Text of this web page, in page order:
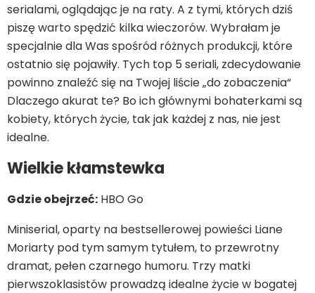
serialami, oglądając je na raty. A z tymi, których dziś
piszę warto spędzić kilka wieczorów. Wybrałam je
specjalnie dla Was spośród różnych produkcji, które
ostatnio się pojawiły. Tych top 5 seriali, zdecydowanie
powinno znaleźć się na Twojej liście „do zobaczenia“
Dlaczego akurat te? Bo ich głównymi bohaterkami są
kobiety, których życie, tak jak każdej z nas, nie jest
idealne.
Wielkie kłamstewka
Gdzie obejrzeć: HBO Go
Miniserial, oparty na bestsellerowej powieści Liane
Moriarty pod tym samym tytułem, to przewrotny
dramat, pełen czarnego humoru. Trzy matki
pierwszoklasistów prowadzą idealne życie w bogatej